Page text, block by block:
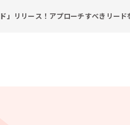
」 リリース！アプローチすべきリード